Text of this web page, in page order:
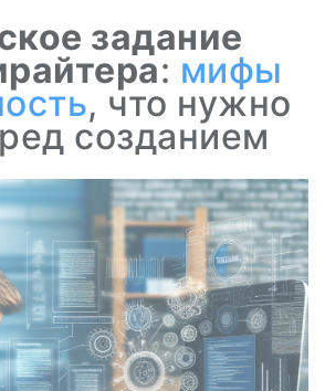
задание
: мифы
, что нужно
созданием